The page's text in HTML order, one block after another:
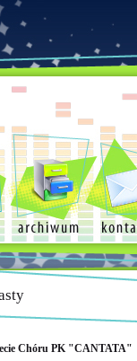
Chóru PK "CANTATA"